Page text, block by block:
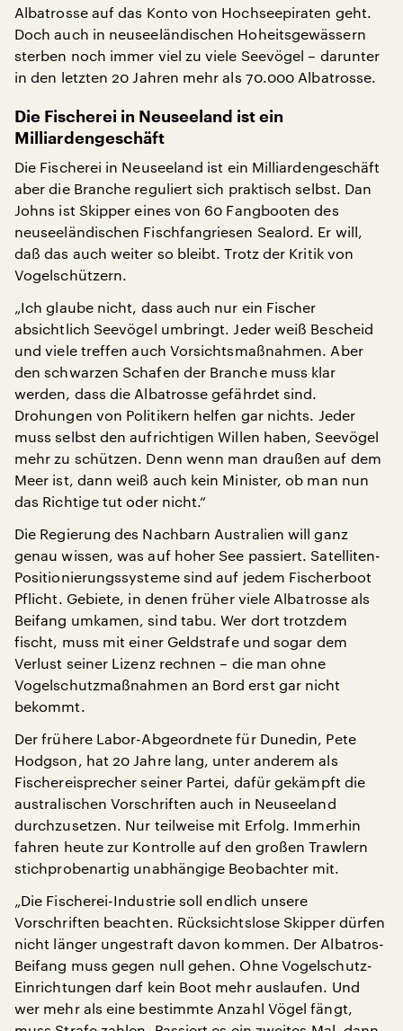
Albatrosse auf das Konto von Hochseepiraten geht.
Doch auch in neuseeländischen Hoheitsgewässern
sterben noch immer viel zu viele Seevögel – darunter
in den letzten 20 Jahren mehr als 70.000 Albatrosse.
Die Fischerei in Neuseeland ist ein
Milliardengeschäft
Die Fischerei in Neuseeland ist ein Milliardengeschäft
aber die Branche reguliert sich praktisch selbst. Dan
Johns ist Skipper eines von 60 Fangbooten des
neuseeländischen Fischfangriesen Sealord. Er will,
daß das auch weiter so bleibt. Trotz der Kritik von
Vogelschützern.
„Ich glaube nicht, dass auch nur ein Fischer
absichtlich Seevögel umbringt. Jeder weiß Bescheid
und viele treffen auch Vorsichtsmaßnahmen. Aber
den schwarzen Schafen der Branche muss klar
werden, dass die Albatrosse gefährdet sind.
Drohungen von Politikern helfen gar nichts. Jeder
muss selbst den aufrichtigen Willen haben, Seevögel
mehr zu schützen. Denn wenn man draußen auf dem
Meer ist, dann weiß auch kein Minister, ob man nun
das Richtige tut oder nicht.“
Die Regierung des Nachbarn Australien will ganz
genau wissen, was auf hoher See passiert. Satelliten-
Positionierungssysteme sind auf jedem Fischerboot
Pflicht. Gebiete, in denen früher viele Albatrosse als
Beifang umkamen, sind tabu. Wer dort trotzdem
fischt, muss mit einer Geldstrafe und sogar dem
Verlust seiner Lizenz rechnen – die man ohne
Vogelschutzmaßnahmen an Bord erst gar nicht
bekommt.
Der frühere Labor-Abgeordnete für Dunedin, Pete
Hodgson, hat 20 Jahre lang, unter anderem als
Fischereisprecher seiner Partei, dafür gekämpft die
australischen Vorschriften auch in Neuseeland
durchzusetzen. Nur teilweise mit Erfolg. Immerhin
fahren heute zur Kontrolle auf den großen Trawlern
stichprobenartig unabhängige Beobachter mit.
„Die Fischerei-Industrie soll endlich unsere
Vorschriften beachten. Rücksichtslose Skipper dürfen
nicht länger ungestraft davon kommen. Der Albatros-
Beifang muss gegen null gehen. Ohne Vogelschutz-
Einrichtungen darf kein Boot mehr auslaufen. Und
wer mehr als eine bestimmte Anzahl Vögel fängt,